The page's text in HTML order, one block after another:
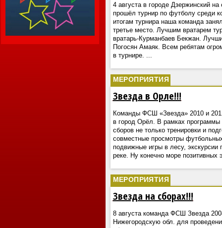
4 августа в городе Дзержинский
прошёл турнир по футболу среди
итогам турнира наша команда
третье место. Лучшим вратарем
вратарь-Курманбаев Бекжан.
Погосян Амаяк. Всем ребятам
в турнире.
МЕРОПРИЯТИЯ
Звезда в Орле!!!
Команды ФСШ «Звезда» 2010 и
в город Орёл. В рамках программы
сборов не только тренировки и
совместные просмотры
подвижные игры в лесу, экскурсии
реке. Ну конечно море позитивных
МЕРОПРИЯТИЯ
Звезда на сборах!!!
8 августа команда ФСШ Звезда
Нижегородскую обл. для